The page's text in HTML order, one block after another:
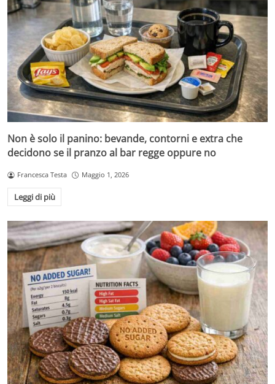
Non è solo il panino: bevande, contorni e extra che
decidono se il pranzo al bar regge oppure no
Francesca Testa Maggio 1, 2026
Leggi di più